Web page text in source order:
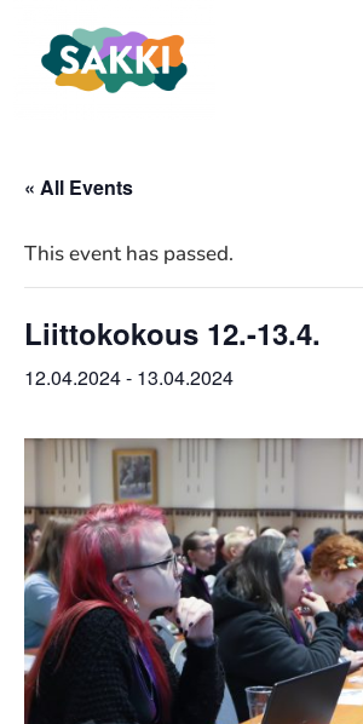
« All Events
This event has passed.
Liittokokous 12.-13.4.
12.04.2024- 13.04.2024